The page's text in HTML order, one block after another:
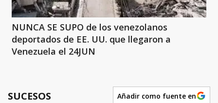
NUNCA SE SUPO de los venezolanos
deportados de EE. UU. que llegaron a
Venezuela el 24JUN
SUCESOS Añadir como fuente en